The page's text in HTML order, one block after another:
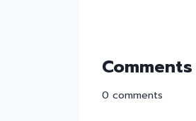
Comments
0 comments